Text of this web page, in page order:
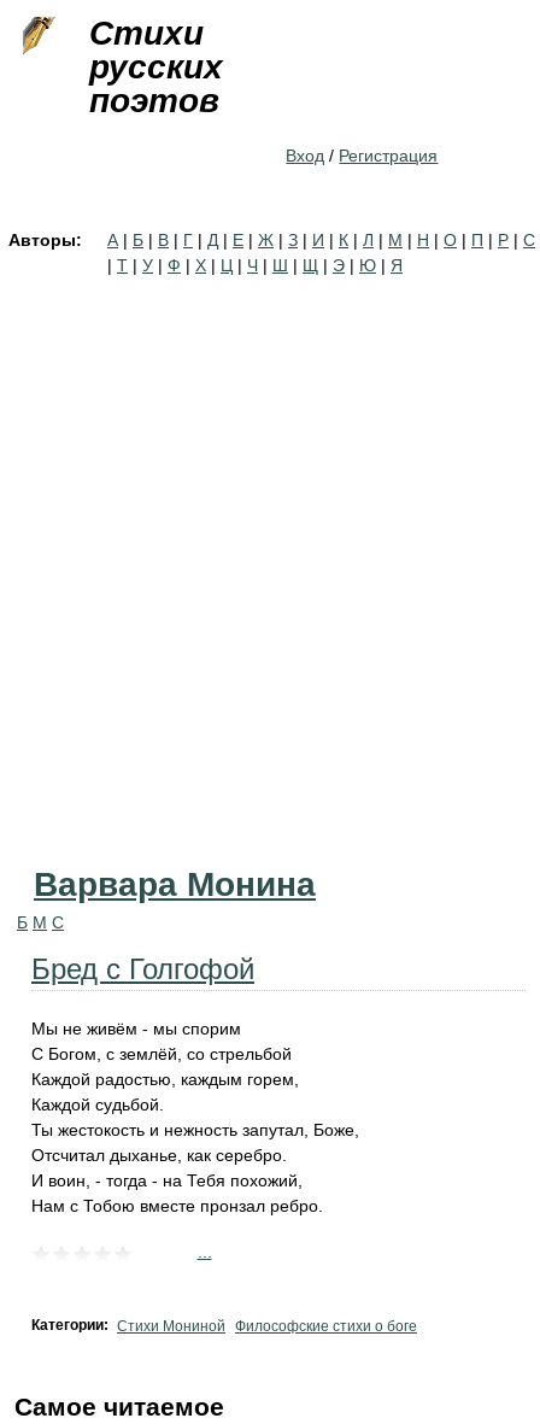
Стихи
русских
поэтов
Вход / Регистрация
Авторы: А | Б | В | Г | Д | Е | Ж | З | И | К | Л | М | Н | О | П | Р | С
| Т | У | Ф | Х | Ц | Ч | Ш | Щ | Э | Ю | Я
Варвара Монина
Б М С
Бред с Голгофой
Мы не живём - мы спорим
С Богом, с землёй, со стрельбой
Каждой радостью, каждым горем,
Каждой судьбой.
Ты жестокость и нежность запутал, Боже,
Отсчитал дыханье, как серебро.
И воин, - тогда - на Тебя похожий,
Нам с Тобою вместе пронзал ребро.
Категории: Стихи Мониной Философские стихи о боге
Самое читаемое